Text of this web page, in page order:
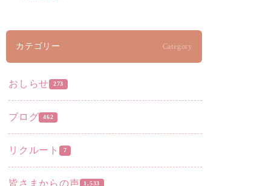
カテゴリー Category
おしらせ 273
ブログ 462
リクルート 7
皆さまからの声 1,533